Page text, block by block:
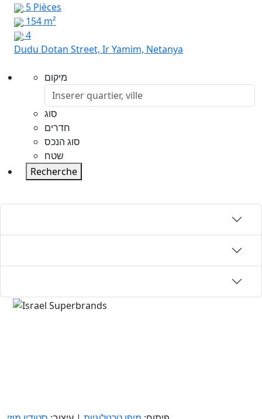
5 Pièces
154 m²
4
Dudu Dotan Street, Ir Yamim, Netanya
מיקום
סוג
חדרים
סוג הנכס
שטח
Recherche